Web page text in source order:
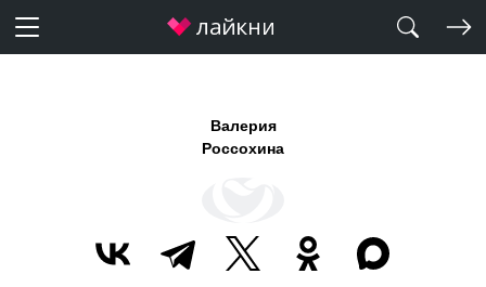
Валерия
Россохина